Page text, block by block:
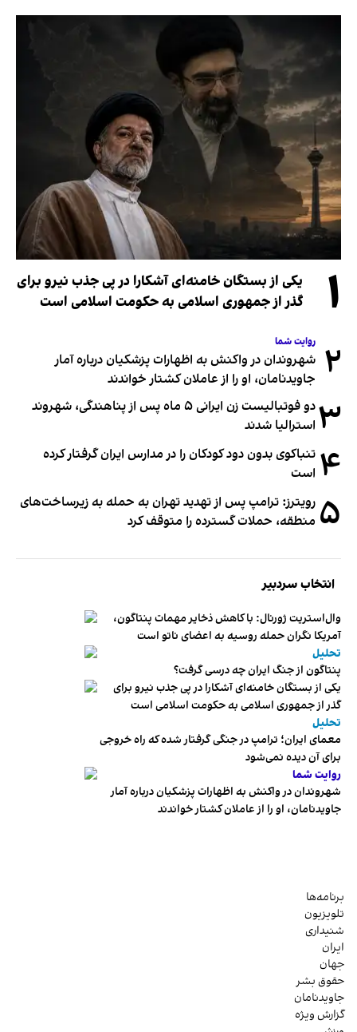
۱
یکی از بستگان خامنه‌ای آشکارا در پی جذب نیرو برای
گذر از جمهوری اسلامی به حکومت اسلامی است
۲ روایت شما
شهروندان در واکنش به اظهارات پزشکیان درباره آمار
جاویدنامان، او را از عاملان کشتار خواندند
۳
دو فوتبالیست زن ایرانی ۵ ماه پس از پناهندگی، شهروند
استرالیا شدند
۴ تنباکوی بدون دود کودکان را در مدارس ایران گرفتار کرده
است
۵ رویترز: ترامپ پس از تهدید تهران به حمله به زیرساخت‌های
منطقه، حملات گسترده را متوقف کرد
انتخاب سردبیر
وال‌استریت ژورنال: با کاهش ذخایر مهمات پنتاگون،
آمریکا نگران حمله روسیه به اعضای ناتو‌ است
تحلیل
پنتاگون از جنگ ایران چه درسی گرفت؟
یکی از بستگان خامنه‌ای آشکارا در پی جذب نیرو برای
گذر از جمهوری اسلامی به حکومت اسلامی است
تحلیل
معمای ایران؛ ترامپ در جنگی گرفتار شده که راه خروجی
برای آن دیده نمی‌شود
روایت شما
شهروندان در واکنش به اظهارات پزشکیان درباره آمار
جاویدنامان، او را از عاملان کشتار خواندند
برنامه‌ها
تلویزیون
شنیداری
ایران
جهان
حقوق بشر
جاویدنامان
گزارش ویژه